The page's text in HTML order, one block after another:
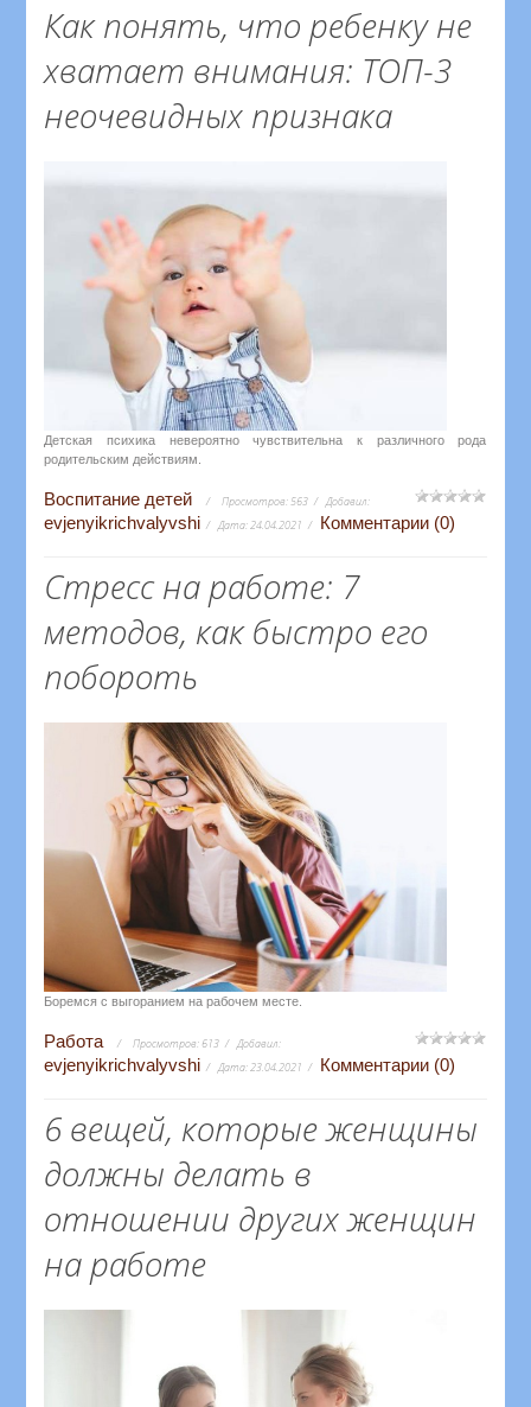
Как понять, что ребенку не
хватает внимания: ТОП-3
неочевидных признака
Детская психика невероятно чувствительна к различного рода
родительским действиям.
Воспитание детей Просмотров:563 Добавил:
evjenyikrichvalyvshi Дата:24.04.2021 Комментарии (0)
Стресс на работе: 7
методов, как быстро его
побороть
Боремся с выгоранием на рабочем месте.
Работа Просмотров: 613 Добавил:
evjenyikrichvalyvshi Дата:23.04.2021 Комментарии (0)
6 вещей, которые женщины
должны делать в
отношении других женщин
на работе